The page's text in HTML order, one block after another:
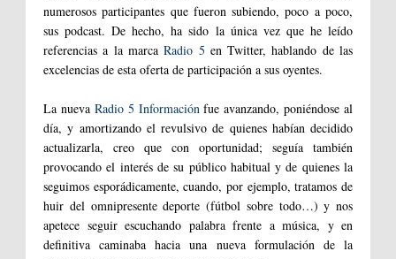
numerosos participantes que fueron subiendo, poco a poco,
sus podcast. De hecho, ha sido la única vez que he leído
referencias a la marcaRadio 5 en Twitter, hablando de las
excelencias de esta oferta de participación a sus oyentes.
La nueva Radio 5 Informaciónfue avanzando, poniéndose al
día, y amortizando el revulsivo de quienes habían decidido
actualizarla, creo que con oportunidad; seguía también
provocando el interés de su público habitual y de quienes la
seguimos esporádicamente, cuando, por ejemplo, tratamos de
huir del omnipresente deporte (fútbol sobre todo…) y nos
apetece seguir escuchando palabra frente a música, y en
definitiva caminaba hacia una nueva formulación de la